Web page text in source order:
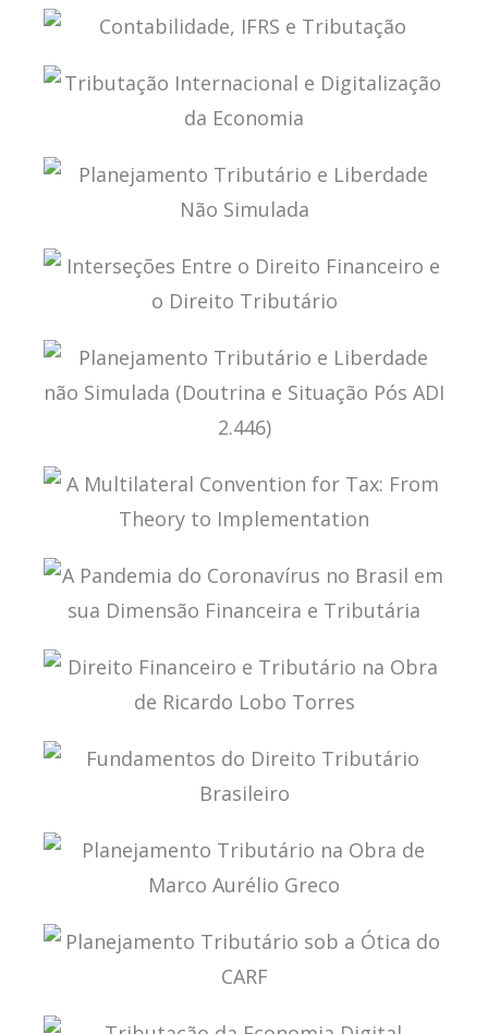
TRIBUTAÇÃO DE LUCROS AUFERIDOS POR
CONTROLADAS E COLIGADAS NO EXTERIOR
CONTABILIDADE, IFRS E TRIBUTAÇÃO
TRIBUTAÇÃO INTERNACIONAL E DIGITALIZAÇÃO
DA ECONOMIA
PLANEJAMENTO TRIBUTÁRIO E LIBERDADE NÃO
SIMULADA
INTERSEÇÕES ENTRE O DIREITO FINANCEIRO E O
DIREITO TRIBUTÁRIO
PLANEJAMENTO TRIBUTÁRIO E LIBERDADE NÃO
SIMULADA (DOUTRINA E SITUAÇÃO PÓS ADI
A MULTILATERAL CONVENTION FOR TAX: FROM
THEORY TO IMPLEMENTATION
A PANDEMIA DO CORONAVÍRUS NO BRASIL EM
SUA DIMENSÃO FINANCEIRA E TRIBUTÁRIA
DIREITO FINANCEIRO E TRIBUTÁRIO NA OBRA DE
RICARDO LOBO TORRES
FUNDAMENTOS DO DIREITO TRIBUTÁRIO
BRASILEIRO
PLANEJAMENTO TRIBUTÁRIO NA OBRA DE
MARCO AURÉLIO GRECO
PLANEJAMENTO TRIBUTÁRIO SOB A ÓTICA DO